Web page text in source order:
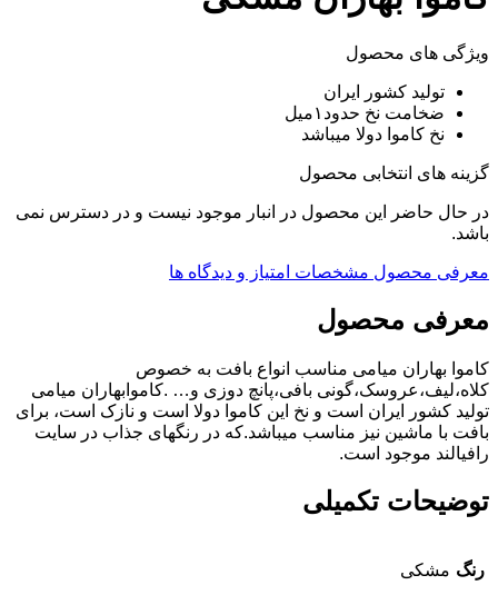
ویژگی های محصول
تولید کشور ایران
ضخامت نخ حدود۱میل
نخ کاموا دولا میباشد
گزینه های انتخابی محصول
در حال حاضر این محصول در انبار موجود نیست و در دسترس نمی
باشد.
معرفی محصول مشخصات امتیاز و دیدگاه ها
معرفی محصول
کاموا بهاران میامی مناسب انواع بافت به خصوص
کلاه،لیف،عروسک،گونی بافی،پانچ دوزی و… .کاموابهاران میامی
تولید کشور ایران است و نخ این کاموا دولا است و نازک است، برای
بافت با ماشین نیز مناسب میباشد.که در رنگهای جذاب در سایت
رافیالند موجود است.
توضیحات تکمیلی
رنگ مشکی